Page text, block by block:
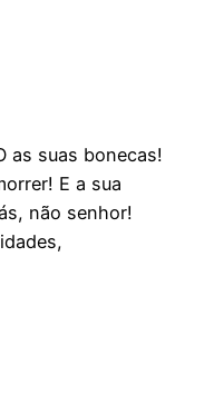
as suas bonecas!
E a sua
não senhor!